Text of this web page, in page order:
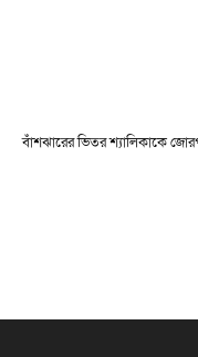
বাঁশঝারের ভিতর শ্যালিকাকে